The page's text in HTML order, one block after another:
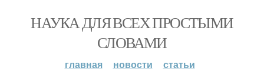
НАУКА ДЛЯ ВСЕХ ПРОСТЫМИ
СЛОВАМИ
главная новости статьи